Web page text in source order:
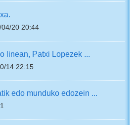
20 20:44
linean, Patxi Lopezek ...
14 22:15
edo munduko edozein ...